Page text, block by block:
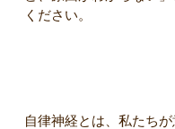
ください。
自律神経とは、私たち